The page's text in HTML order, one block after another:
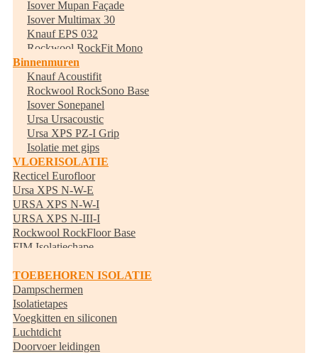
Isover Mupan Façade
Isover Multimax 30
Knauf EPS 032
Rockwool RockFit Mono
Binnenmuren
Knauf Acoustifit
Rockwool RockSono Base
Isover Sonepanel
Ursa Ursacoustic
Ursa XPS PZ-I Grip
Isolatie met gips
VLOERISOLATIE
Recticel Eurofloor
Ursa XPS N-W-E
URSA XPS N-W-I
URSA XPS N-III-I
Rockwool RockFloor Base
FIM Isolatiechape
TOEBEHOREN ISOLATIE
Dampschermen
Isolatietapes
Voegkitten en siliconen
Luchtdicht
Doorvoer leidingen